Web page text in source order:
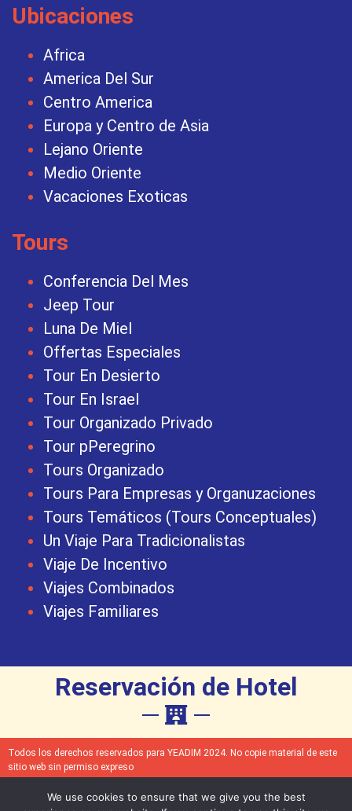
Ubicaciones
Africa
America Del Sur
Centro America
Europa y Centro de Asia
Lejano Oriente
Medio Oriente
Vacaciones Exoticas
Tours
Conferencia Del Mes
Jeep Tour
Luna De Miel
Offertas Especiales
Tour En Desierto
Tour En Israel
Tour Organizado Privado
Tour pPeregrino
Tours Organizado
Tours Para Empresas y Organuzaciones
Tours Temáticos (Tours Conceptuales)
Un Viaje Para Tradicionalistas
Viaje De Incentivo
Viajes Combinados
Viajes Familiares
Reservación de Hotel
Todos los derechos reservados para YEADIM 2024. No copie material de este
sitio web sin permiso expreso
Declaración de accesibilidad
We use cookies to ensure that we give you the best